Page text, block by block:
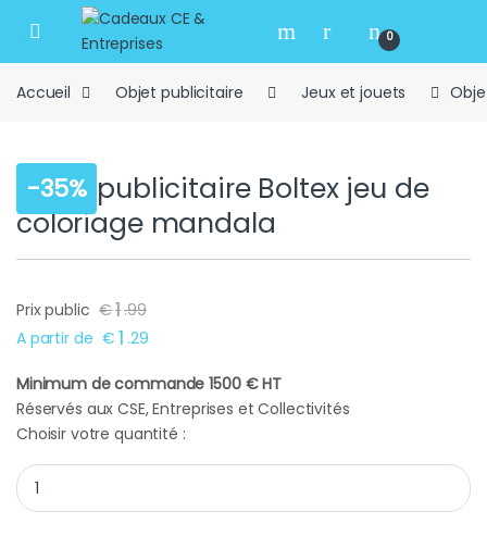
Skip to navigation
Skip to content
Open 0
Accueil Objet publicitaire Jeux et jouets
-35%
Objet publicitaire Boltex jeu de
coloriage mandala
Prix public €1.99
A partir de € 1 .29
Minimum de commande 1500 € HT
Réservés aux CSE, Entreprises et Collectivités
Choisir votre quantité :
Objet publicitaire Boltex jeu de coloriage mandala quantity